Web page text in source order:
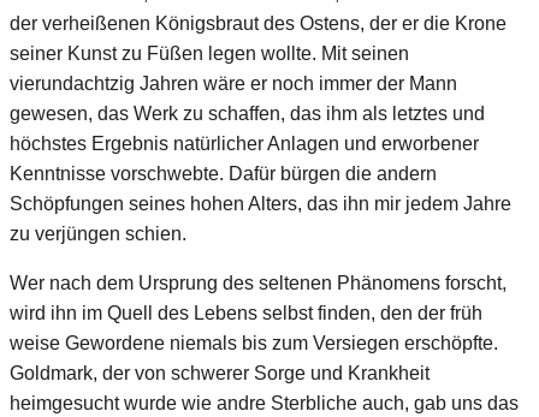
der verheißenen Königsbraut des Ostens, der er die Krone
seiner Kunst zu Füßen legen wollte. Mit seinen
vierundachtzig Jahren wäre er noch immer der Mann
gewesen, das Werk zu schaffen, das ihm als letztes und
höchstes Ergebnis natürlicher Anlagen und erworbener
Kenntnisse vorschwebte. Dafür bürgen die andern
Schöpfungen seines hohen Alters, das ihn mir jedem Jahre
zu verjüngen schien.
Wer nach dem Ursprung des seltenen Phänomens forscht,
wird ihn im Quell des Lebens selbst finden, den der früh
weise Gewordene niemals bis zum Versiegen erschöpfte.
Goldmark, der von schwerer Sorge und Krankheit
heimgesucht wurde wie andre Sterbliche auch, gab uns das